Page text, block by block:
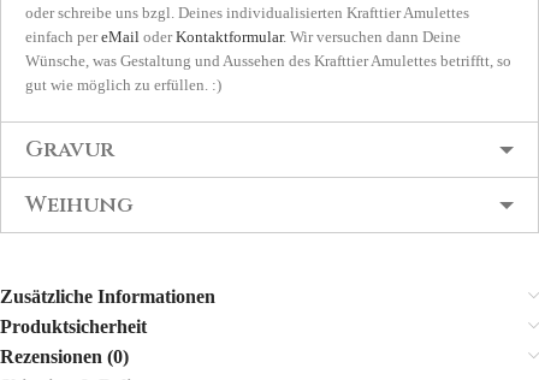
oder schreibe uns bzgl. Deines individualisierten Krafttier Amulettes
einfach pereMail oderKontaktformular. Wir versuchen dann Deine
Wünsche, was Gestaltung und Aussehen des Krafttier Amulettes betrifftt, so
gut wie möglich zu erfüllen. :)
Gravur
Weihung
Zusätzliche Informationen
Produktsicherheit
Rezensionen (0)